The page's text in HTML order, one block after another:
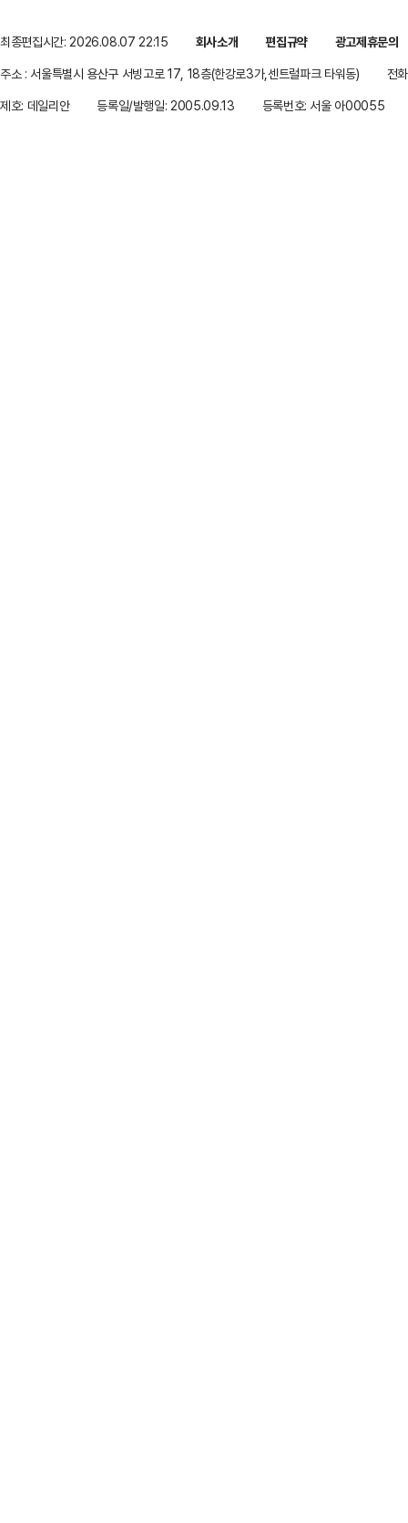
최종편집시간: 2026.08.07 22:15 회사소개 편집규약
광고제휴문의
주소 : 서울특별시 용산구 서빙고로 17, 18층(한강로3가,센트럴파크 타워동)
전
제호: 데일리안
등록일/발행일: 2005.09.13 등록번호: 서울 아00055